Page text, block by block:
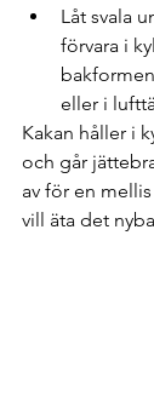
Låt svala
förvara i
eller i
Kakan håller i
och går
av för en
vill äta det